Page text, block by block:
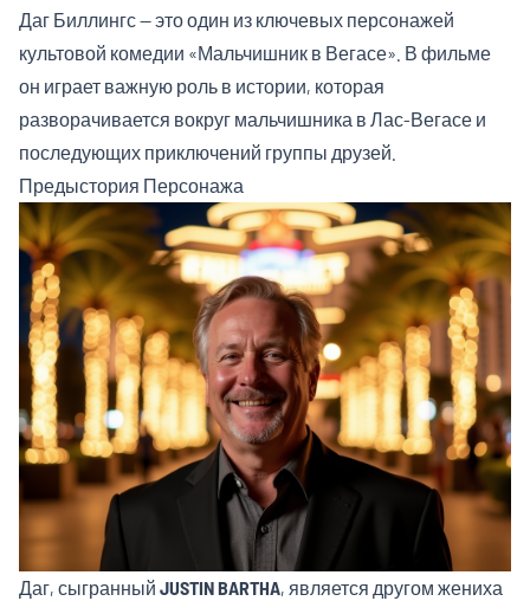
Даг Биллингс — это один из ключевых персонажей
культовой комедии «Мальчишник в Вегасе». В фильме
он играет важную роль в истории, которая
разворачивается вокруг мальчишника в Лас-Вегасе и
последующих приключений группы друзей.
Предыстория Персонажа
Даг, сыгранный JUSTIN BARTHA, является другом жениха